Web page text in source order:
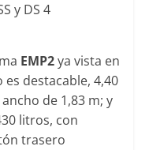
y DS 4
EMP2ya vista en
destacable, 4,40
de 1,83 m; y
litros, con
trasero